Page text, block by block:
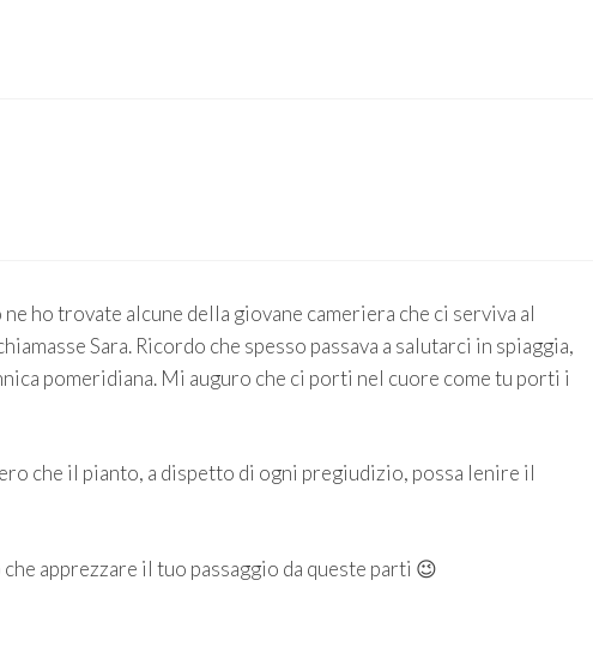
ho trovate alcune della giovane cameriera che ci serviva al
Sara. Ricordo che spesso passava a salutarci in spiaggia,
pomeridiana. Mi auguro che ci porti nel cuore come tu porti i
che il pianto, a dispetto di ogni pregiudizio, possa lenire il
apprezzare il tuo passaggio da queste parti 😉